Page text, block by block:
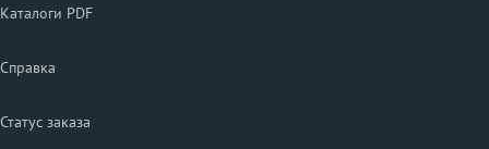
Каталоги PDF
Справка
Статус заказа